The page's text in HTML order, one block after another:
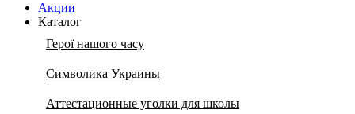
Акции
Каталог
Герої нашого часу
Символика Украины
Аттестационные уголки для школы